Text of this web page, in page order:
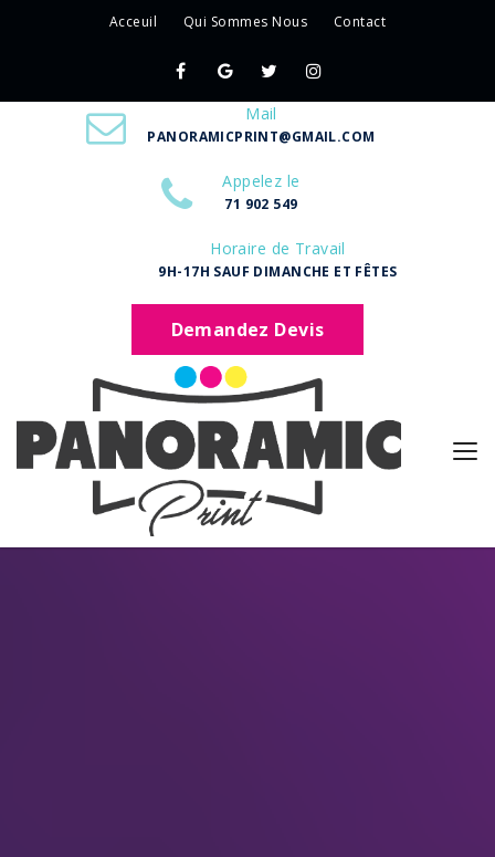
Acceuil Qui Sommes Nous Contact
Mail
PANORAMICPRINT@GMAIL.COM
Appelez le
71 902 549
Horaire de Travail
9H-17H SAUF DIMANCHE ET FÊTES
Demandez Devis